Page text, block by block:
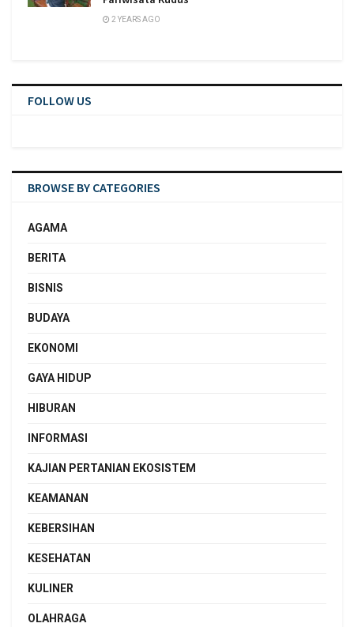
2 YEARS AGO
FOLLOW US
BROWSE BY CATEGORIES
AGAMA
BERITA
BISNIS
BUDAYA
EKONOMI
GAYA HIDUP
HIBURAN
INFORMASI
KAJIAN PERTANIAN EKOSISTEM
KEAMANAN
KEBERSIHAN
KESEHATAN
KULINER
OLAHRAGA